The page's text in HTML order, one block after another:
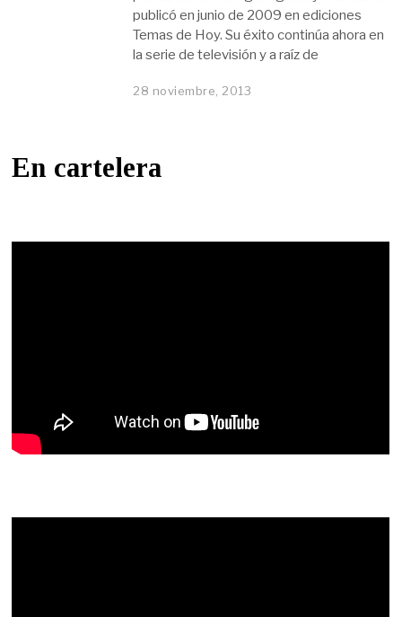
publicó en junio de 2009 en ediciones
Temas de Hoy. Su éxito continúa ahora en
la serie de televisión y a raíz de
28 noviembre, 2013
En cartelera